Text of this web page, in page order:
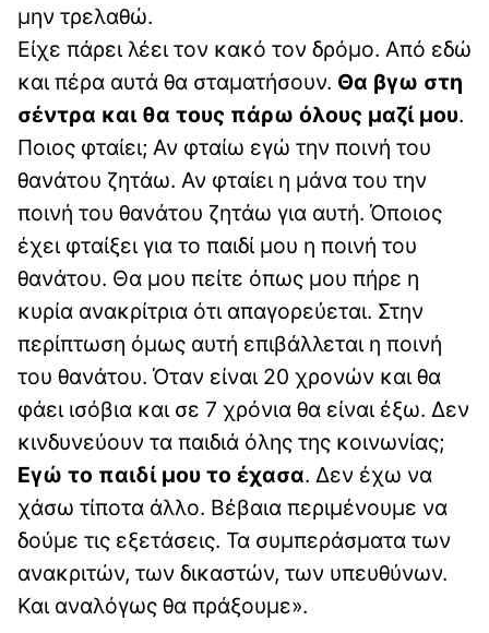
μην τρελαθώ.
Είχε πάρει λέει τον κακό τον δρόμο. Από εδώ
και πέρα αυτά θα σταματήσουν. Θα βγω στη
σέντρα και θα τους πάρω όλους μαζί μου.
Ποιος φταίει; Αν φταίω εγώ την ποινή του
θανάτου ζητάω. Αν φταίει η μάνα του την
ποινή του θανάτου ζητάω για αυτή. Όποιος
έχει φταίξει για το παιδί μου η ποινή του
θανάτου. Θα μου πείτε όπως μου πήρε η
κυρία ανακρίτρια ότι απαγορεύεται. Στην
περίπτωση όμως αυτή επιβάλλεται η ποινή
του θανάτου. Όταν είναι 20 χρονών και θα
φάει ισόβια και σε 7 χρόνια θα είναι έξω. Δεν
κινδυνεύουν τα παιδιά όλης της κοινωνίας;
Εγώ το παιδί μου το έχασα. Δεν έχω να
χάσω τίποτα άλλο. Βέβαια περιμένουμε να
δούμε τις εξετάσεις. Τα συμπεράσματα των
ανακριτών, των δικαστών, των υπευθύνων.
Και αναλόγως θα πράξουμε».